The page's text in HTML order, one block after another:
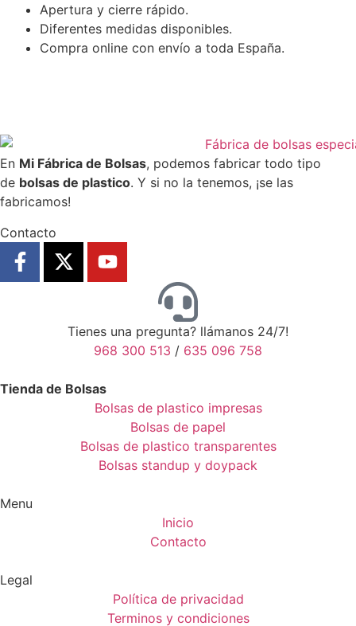
Apertura y cierre rápido.
Diferentes medidas disponibles.
Compra online con envío a toda España.
En Mi Fábrica de Bolsas, podemos fabricar todo tipo
de bolsas de plastico. Y si no la tenemos, ¡se las
fabricamos!
Contacto
Tienes una pregunta? llámanos 24/7!
968 300 513 / 635 096 758
Tienda de Bolsas
Bolsas de plastico impresas
Bolsas de papel
Bolsas de plastico transparentes
Bolsas standup y doypack
Menu
Inicio
Contacto
Legal
Política de privacidad
Terminos y condiciones